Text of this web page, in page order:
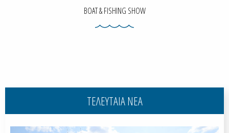
BOAT & FISHING SHOW
ΤΕΛΕΥΤΑΙΑ ΝΕΑ